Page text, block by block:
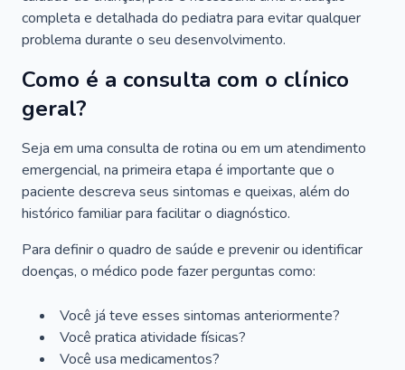
completa e detalhada do pediatra para evitar qualquer
problema durante o seu desenvolvimento.
Como é a consulta com o clínico
geral?
Seja em uma consulta de rotina ou em um atendimento
emergencial, na primeira etapa é importante que o
paciente descreva seus sintomas e queixas, além do
histórico familiar para facilitar o diagnóstico.
Para definir o quadro de saúde e prevenir ou identificar
doenças, o médico pode fazer perguntas como:
Você já teve esses sintomas anteriormente?
Você pratica atividade físicas?
Você usa medicamentos?